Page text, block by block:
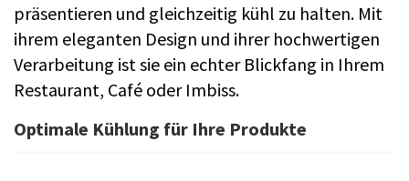
präsentieren und gleichzeitig kühl zu halten. Mit
ihrem eleganten Design und ihrer hochwertigen
Verarbeitung ist sie ein echter Blickfang in Ihrem
Restaurant, Café oder Imbiss.
Optimale Kühlung für Ihre Produkte